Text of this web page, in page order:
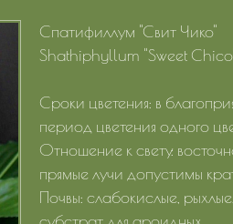
Спатифиллум "Свит Чико"
Shathiphyllum "Sweet
Сроки цветения: в
период цветения одного
Отношение к свету:
прямые лучи допустимы
Почвы: слабокислые,